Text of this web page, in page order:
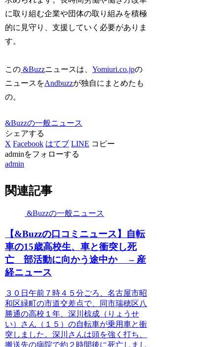
に取り組む企業や団体の取り組みを積極
的に見守り、支援していく必要がありま
す。
この &Buzzニュースは、Yomiuri.co.jpの
ニュースをAndbuzzが独自にまとめたも
の。
&Buzzの一般ニュース
シェアする
X Facebook はてブ LINE コピー
adminをフォローする
admin
関連記事
&Buzzの一般ニュース
【&Buzzの口コミニュース】自転
車の15歳高校生、車と衝突し死
亡 部活動に向かう途中か – 産
経ニュース
３０日午前７時４５分ごろ、名古屋市昭
和区緑町の市道交差点で、同市瑞穂区八
勝通の高校１年、深川椋成（りょうせ
い）さん（１５）の自転車が乗用車と衝
突しました。深川さんは頭を強く打ち、
搬送先の病院で約２時間後に死亡しまし